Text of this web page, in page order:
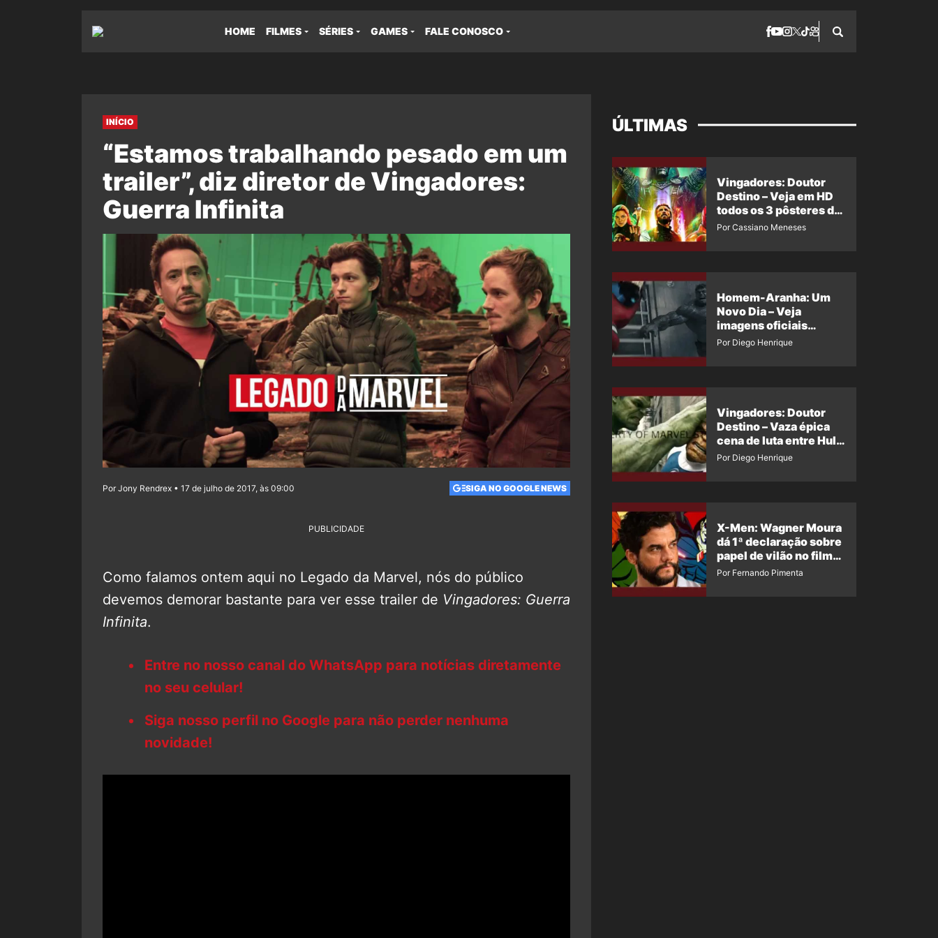
HOME FILMES SÉRIES GAMES FALE CONOSCO
INÍCIO
“Estamos trabalhando pesado em um
trailer”, diz diretor de Vingadores:
Guerra Infinita
Por Jony Rendrex • 17 de julho de 2017, às 09:00 SIGA NO GOOGLE NEWS
PUBLICIDADE
Como falamos ontem aqui no Legado da Marvel, nós do público
devemos demorar bastante para ver esse trailer de Vingadores: Guerra
Infinita.
Entre no nosso canal do WhatsApp para notícias diretamente
no seu celular!
Siga nosso perfil no Google para não perder nenhuma
novidade!
ÚLTIMAS
Vingadores: Doutor
Destino – Veja em HD
todos os 3 pôsteres de
‘Doomsday’ + 1 imagem
Por Cassiano Meneses
Homem-Aranha: Um
Novo Dia – Veja
imagens oficiais
descartadas do Hulk
Por Diego Henrique
Vingadores: Doutor
Destino – Vaza épica
cena de luta entre Hulk
e o Coisa
Por Diego Henrique
X-Men: Wagner Moura
dá 1ª declaração sobre
papel de vilão no filme
da Marvel
Por Fernando Pimenta